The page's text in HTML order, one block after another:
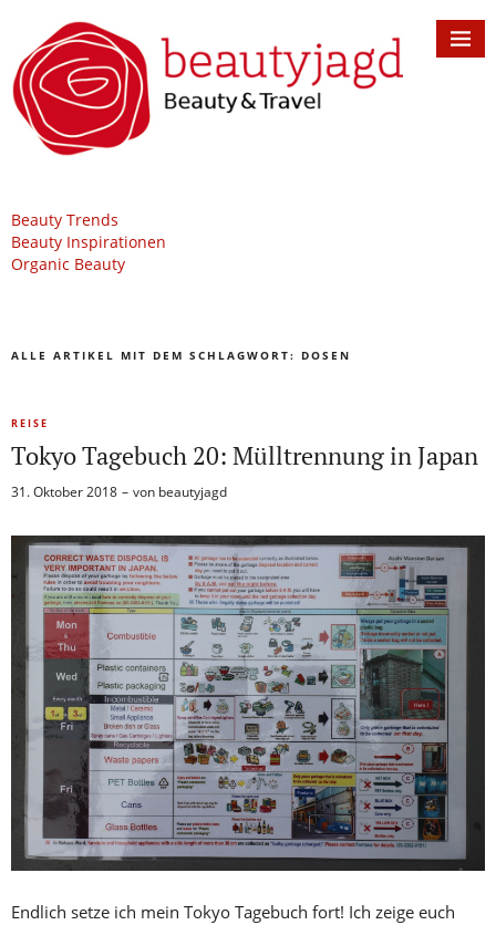
Beauty Trends
Beauty Inspirationen
Organic Beauty
ALLE ARTIKEL MIT DEM SCHLAGWORT: DOSEN
REISE
Tokyo Tagebuch 20: Mülltrennung in Japan
31. Oktober 2018 von beautyjagd
Endlich setze ich mein Tokyo Tagebuch fort! Ich zeige euch